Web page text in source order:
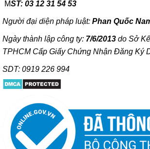
MST: 03 12 31 54 53
Người đại diện pháp luật: Phan Quốc
Ngày thành lập công ty: 7/6/2013 do Sở
TPHCM Cấp Giấy Chứng Nhận Đăng Ký
SDT: 0919 226 994